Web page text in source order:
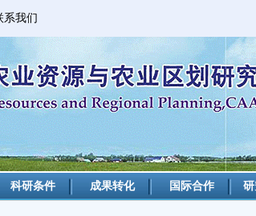
系我们
科研条件 成果转化 国际合作